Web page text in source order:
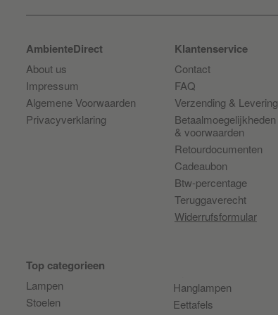
AmbienteDirect
About us
Impressum
Algemene Voorwaarden
Privacyverklaring
Klantenservice
Contact
FAQ
Verzending & Levering
Betaalmoegelijkheden
& voorwaarden
Retourdocumenten
Cadeaubon
Btw-percentage
Teruggaverecht
Widerrufsformular
Top categorieen
Lampen
Stoelen
Hanglampen
Eettafels